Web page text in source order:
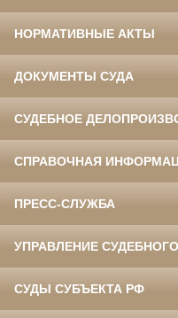
НОРМАТИВНЫЕ АКТЫ
ДОКУМЕНТЫ СУДА
СУДЕБНОЕ
СПРАВОЧНАЯ
ПРЕСС-СЛУЖБА
УПРАВЛЕНИЕ
СУДЫ СУБЪЕКТА РФ